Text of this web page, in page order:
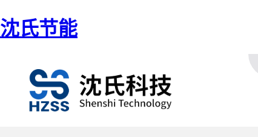
沈氏节能